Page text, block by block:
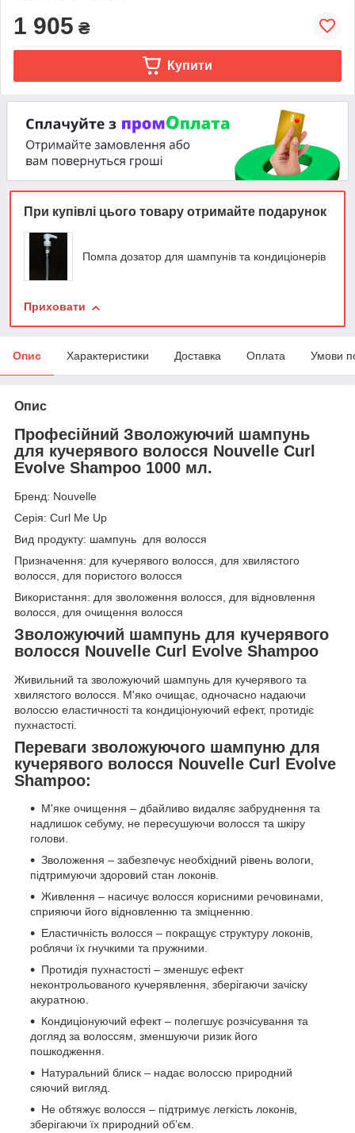
1 905 ₴
Купити
При купівлі цього товару отримайте подарунок
Помпа дозатор для шампунів та кондиціонерів
Приховати
Опис Характеристики Доставка Оплата Умови
Опис
Професійний Зволожуючий шампунь
для кучерявого волосся Nouvelle Curl
Evolve Shampoo 1000 мл.
Бренд: Nouvelle
Серія: Curl Me Up
Вид продукту: шампунь для волосся
Призначення: для кучерявого волосся, для хвилястого
волосся, для пористого волосся
Використання: для зволоження волосся, для відновлення
волосся, для очищення волосся
Зволожуючий шампунь для кучерявого
волосся Nouvelle Curl Evolve Shampoo
Живильний та зволожуючий шампунь для кучерявого та
хвилястого волосся. М'яко очищає, одночасно надаючи
волоссю еластичності та кондиціонуючий ефект, протидіє
пухнастості.
Переваги зволожуючого шампуню для
кучерявого волосся Nouvelle Curl Evolve
Shampoo:
М'яке очищення – дбайливо видаляє забруднення та
надлишок себуму, не пересушуючи волосся та шкіру
голови.
Зволоження – забезпечує необхідний рівень вологи,
підтримуючи здоровий стан локонів.
Живлення – насичує волосся корисними речовинами,
сприяючи його відновленню та зміцненню.
Еластичність волосся – покращує структуру локонів,
роблячи їх гнучкими та пружними.
Протидія пухнастості – зменшує ефект
неконтрольованого кучерявлення, зберігаючи зачіску
акуратною.
Кондиціонуючий ефект – полегшує розчісування та
догляд за волоссям, зменшуючи ризик його
пошкодження.
Натуральний блиск – надає волоссю природний
сяючий вигляд.
Не обтяжує волосся – підтримує легкість локонів,
зберігаючи їх природний об’єм.